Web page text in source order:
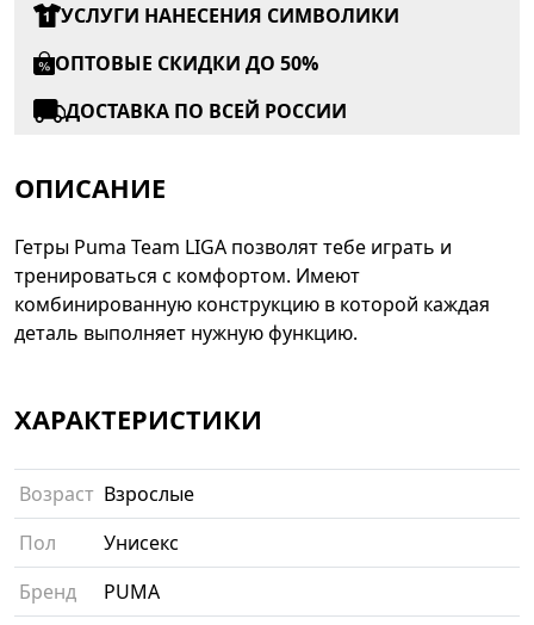
УСЛУГИ НАНЕСЕНИЯ СИМВОЛИКИ
ОПТОВЫЕ СКИДКИ ДО 50%
ДОСТАВКА ПО ВСЕЙ РОССИИ
ОПИСАНИЕ
Гетры Puma Team LIGA позволят тебе играть и
тренироваться с комфортом. Имеют
комбинированную конструкцию в которой каждая
деталь выполняет нужную функцию.
ХАРАКТЕРИСТИКИ
Возраст Взрослые
Пол
Унисекс
Бренд
PUMA